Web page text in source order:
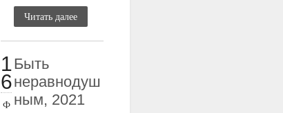
Читать далее
1
6
Ф
Быть
неравнодуш
ным, 2021